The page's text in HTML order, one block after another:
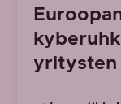
yritysten